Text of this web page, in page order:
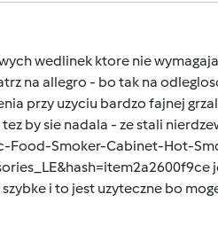
wedlinek ktore nie wymagaja
na allegro - bo tak na
przy uzyciu bardzo fajnej
by sie nadala - ze stali
Food-Smoker-Cabinet-Hot-
i to jest uzyteczne bo